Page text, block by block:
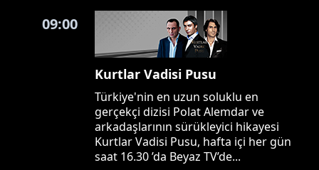
09:00
Kurtlar Vadisi Pusu
Türkiye'nin en uzun soluklu en
gerçekçi dizisi Polat Alemdar ve
arkadaşlarının sürükleyici hikayesi
Kurtlar Vadisi Pusu, hafta içi her gün
saat 16.30 ’da Beyaz TV’de...